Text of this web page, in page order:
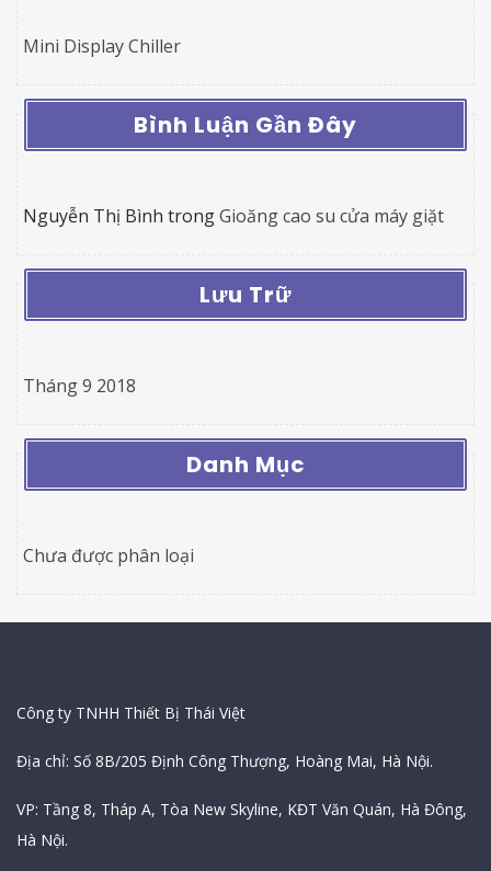
Mini Display Chiller
Bình Luận Gần Đây
Nguyễn Thị Bình trongGioăng cao su cửa máy giặt
Lưu Trữ
Tháng 9 2018
Danh Mục
Chưa được phân loại
Công ty TNHH Thiết Bị Thái Việt
Địa chỉ: Số 8B/205 Định Công Thượng, Hoàng Mai, Hà Nội.
VP: Tầng 8, Tháp A, Tòa New Skyline, KĐT Văn Quán, Hà Đông,
Hà Nội.